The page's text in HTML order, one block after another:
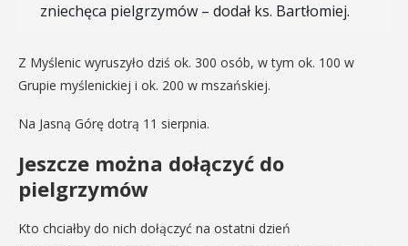
zniechęca pielgrzymów – dodał ks. Bartłomiej.
Z Myślenic wyruszyło dziś ok. 300 osób, w tym ok. 100 w
Grupie myślenickiej i ok. 200 w mszańskiej.
Na Jasną Górę dotrą 11 sierpnia.
Jeszcze można dołączyć do
pielgrzymów
Kto chciałby do nich dołączyć na ostatni dzień